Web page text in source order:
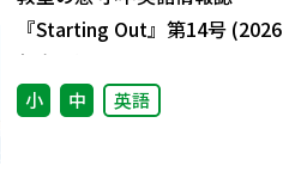
『Starting Out』第14号 (2026
年春号)
小 中 英語